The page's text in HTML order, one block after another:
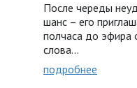
После череды
шанс – его
полчаса до эфира
слова...
подробнее